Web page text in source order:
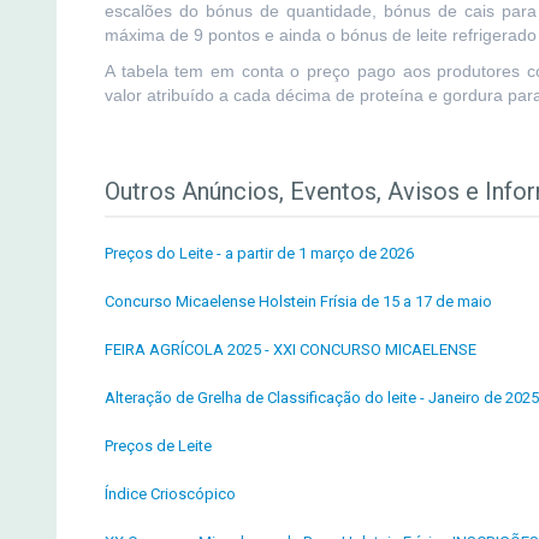
escalões do bónus de quantidade, bónus de cais
máxima de 9 pontos e ainda o bónus de leite
A tabela tem em conta o preço pago aos produtores
valor atribuído a cada décima de proteína e gordura
Outros Anúncios, Eventos, Avisos e
Preços do Leite - a partir de 1 março de 2026
Concurso Micaelense Holstein Frísia de 15 a 17 de maio
FEIRA AGRÍCOLA 2025 - XXI CONCURSO MICAELENSE
Alteração de Grelha de Classificação do leite - Janeiro de 2025
Preços de Leite
Índice Crioscópico